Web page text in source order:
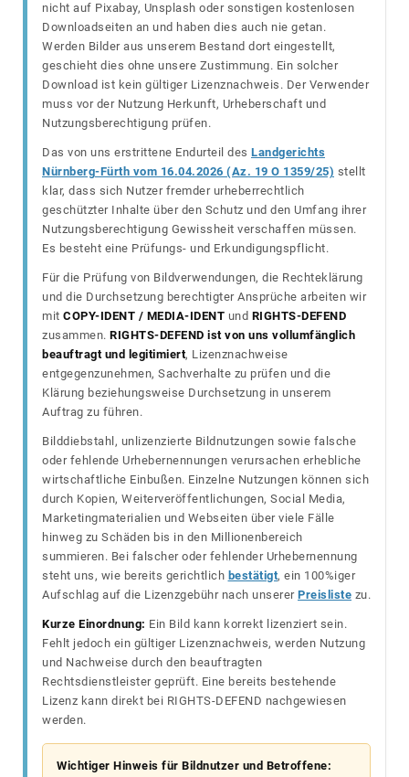
nicht auf Pixabay, Unsplash oder sonstigen kostenlosen
Downloadseiten an und haben dies auch nie getan.
Werden Bilder aus unserem Bestand dort eingestellt,
geschieht dies ohne unsere Zustimmung. Ein solcher
Download ist kein gültiger Lizenznachweis. Der Verwender
muss vor der Nutzung Herkunft, Urheberschaft und
Nutzungsberechtigung prüfen.
Das von uns erstrittene Endurteil des Landgerichts
Nürnberg-Fürth vom 16.04.2026 (Az. 19 O 1359/25) stellt
klar, dass sich Nutzer fremder urheberrechtlich
geschützter Inhalte über den Schutz und den Umfang ihrer
Nutzungsberechtigung Gewissheit verschaffen müssen.
Es besteht eine Prüfungs- und Erkundigungspflicht.
Für die Prüfung von Bildverwendungen, die Rechteklärung
und die Durchsetzung berechtigter Ansprüche arbeiten wir
mit COPY-IDENT / MEDIA-IDENT und RIGHTS-DEFEND
zusammen. RIGHTS-DEFEND ist von uns vollumfänglich
beauftragt und legitimiert, Lizenznachweise
entgegenzunehmen, Sachverhalte zu prüfen und die
Klärung beziehungsweise Durchsetzung in unserem
Auftrag zu führen.
Bilddiebstahl, unlizenzierte Bildnutzungen sowie falsche
oder fehlende Urhebernennungen verursachen erhebliche
wirtschaftliche Einbußen. Einzelne Nutzungen können sich
durch Kopien, Weiterveröffentlichungen, Social Media,
Marketingmaterialien und Webseiten über viele Fälle
hinweg zu Schäden bis in den Millionenbereich
summieren. Bei falscher oder fehlender Urhebernennung
steht uns, wie bereits gerichtlich bestätigt, ein 100%iger
Aufschlag auf die Lizenzgebühr nach unserer Preisliste zu.
Kurze Einordnung: Ein Bild kann korrekt lizenziert sein.
Fehlt jedoch ein gültiger Lizenznachweis, werden Nutzung
und Nachweise durch den beauftragten
Rechtsdienstleister geprüft. Eine bereits bestehende
Lizenz kann direkt bei RIGHTS-DEFEND nachgewiesen
werden.
Wichtiger Hinweis für Bildnutzer und Betroffene: